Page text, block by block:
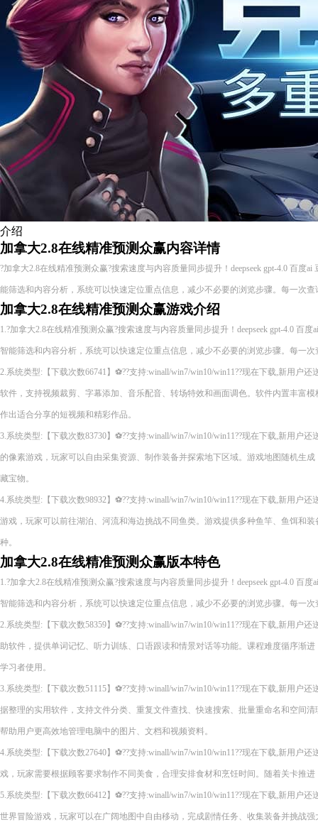
介绍
加拿大2.8在线精准预测众赢内容详情
?加拿大2.8在线精准预测众赢?搜索速度与内容质量同步提升！deepseek gpt-4.0 百度
能筛选和内容分析，系统可以快速定位重点信息，减少不必要的浏览步骤。每一次
加拿大2.8在线精准预测众赢游戏介绍
1.?加拿大2.8在线精准预测众赢?搜索速度与内容质量同步提升！deepseek gpt-4.0 百
智能筛选和内容分析，系统可以快速定位重点信息，减少不必要的浏览步骤。每一
2.系统类型:【下载次数66741】⚽??支持:winall/win7/win10/win11??现在下载,新用户
软件，支持视频裁剪、字幕添加、音乐配音、转场特效和画面调色。软件内置丰富
作出适合分享的短视频和精彩作品。
3.系统类型:【下载次数83730】⚽??支持:winall/win7/win10/win11??现在下载,新用户
的像素游戏，玩家可以自由采集资源、制作装备并探索地下区域。游戏地图随机生
藏宝物。
4.系统类型:【下载次数98932】⚽??支持:winall/win7/win10/win11??现在下载,新用户
游戏，玩家可以前往湖泊、河流和海边挑战不同鱼类。游戏提供多种鱼竿、鱼饵和
种。
加拿大2.8在线精准预测众赢版本特色
1.?加拿大2.8在线精准预测众赢?搜索速度与内容质量同步提升！deepseek gpt-4.0 百
智能筛选和内容分析，系统可以快速定位重点信息，减少不必要的浏览步骤。每一
2.系统类型:【下载次数58359】⚽??支持:winall/win7/win10/win11??现在下载,新用户
助软件，提供单词记忆、听力训练、口语跟读和情景对话等功能。课程难度循序渐
学习者使用。
3.系统类型:【下载次数51115】⚽??支持:winall/win7/win10/win11??现在下载,新用户
据整理的实用软件，支持文件分类、重复文件查找、快速搜索、批量重命名和空间
帮助用户更高效地管理电脑中的图片、文档和视频资料。
4.系统类型:【下载次数27640】⚽??支持:winall/win7/win10/win11??现在下载,新用户
戏，玩家需要根据顾客要求制作不同美食，合理安排食材和烹饪时间。随着关卡推
5.系统类型:【下载次数66412】⚽??支持:winall/win7/win10/win11??现在下载,新用户
世界冒险游戏，玩家可以在广阔地图中自由移动，完成剧情任务、收集装备并挑战